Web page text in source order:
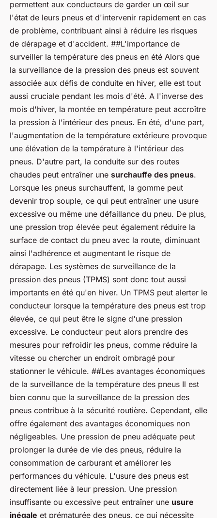
permettent aux conducteurs de garder un œil sur
l'état de leurs pneus et d'intervenir rapidement en cas
de problème, contribuant ainsi à réduire les risques
de dérapage et d'accident. ##L'importance de
surveiller la température des pneus en été Alors que
la surveillance de la pression des pneus est souvent
associée aux défis de conduite en hiver, elle est tout
aussi cruciale pendant les mois d'été. A l'inverse des
mois d'hiver, la montée en température peut accroître
la pression à l'intérieur des pneus. En été, d'une part,
l'augmentation de la température extérieure provoque
une élévation de la température à l'intérieur des
pneus. D'autre part, la conduite sur des routes
chaudes peut entraîner une surchauffe des pneus.
Lorsque les pneus surchauffent, la gomme peut
devenir trop souple, ce qui peut entraîner une usure
excessive ou même une défaillance du pneu. De plus,
une pression trop élevée peut également réduire la
surface de contact du pneu avec la route, diminuant
ainsi l'adhérence et augmentant le risque de
dérapage. Les systèmes de surveillance de la
pression des pneus (TPMS) sont donc tout aussi
importants en été qu'en hiver. Un TPMS peut alerter le
conducteur lorsque la température des pneus est trop
élevée, ce qui peut être le signe d'une pression
excessive. Le conducteur peut alors prendre des
mesures pour refroidir les pneus, comme réduire la
vitesse ou chercher un endroit ombragé pour
stationner le véhicule. ##Les avantages économiques
de la surveillance de la température des pneus Il est
bien connu que la surveillance de la pression des
pneus contribue à la sécurité routière. Cependant, elle
offre également des avantages économiques non
négligeables. Une pression de pneu adéquate peut
prolonger la durée de vie des pneus, réduire la
consommation de carburant et améliorer les
performances du véhicule. L'usure des pneus est
directement liée à leur pression. Une pression
insuffisante ou excessive peut entraîner une usure
inégale et prématurée des pneus, ce qui nécessite